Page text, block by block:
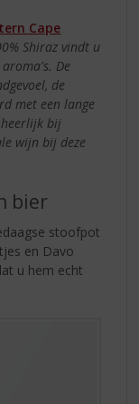
Cape
Shiraz vindt u
De
de
met een lange
bij
wijn bij deze
bier
stoofpot
en Davo
u hem echt